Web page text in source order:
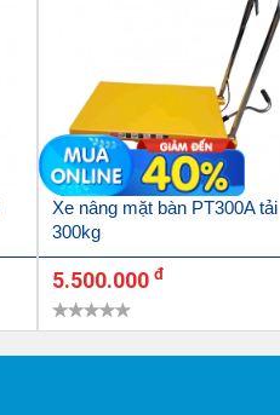
Xe nâng mặt bàn PT300A tải
300kg
5.500.000đ